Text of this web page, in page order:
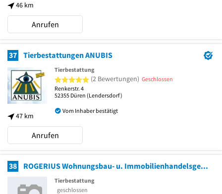
46 km
Anrufen
37 Tierbestattungen ANUBIS
47 km
Tierbestattung
5 von 5 Sternen
(2 Bewertungen) Geschlossen
Renkerstr. 4
52355 Düren (Lendersdorf)
Vom Inhaber bestätigt
Anrufen
38 ROGERIUS Wohnungsbau- u. Immobilienhandelsgesellschaft mbH
Tierbestattung
geschlossen